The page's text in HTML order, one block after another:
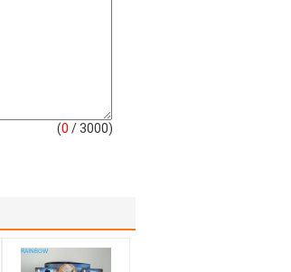
(0 / 3000)